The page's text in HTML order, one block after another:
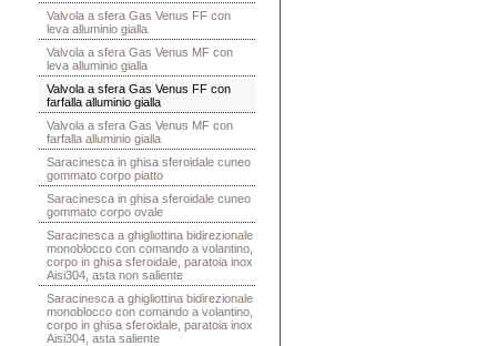
Valvola a sfera Gas Venus FF con
leva alluminio gialla
Valvola a sfera Gas Venus MF con
leva alluminio gialla
Valvola a sfera Gas Venus FF con
farfalla alluminio gialla
Valvola a sfera Gas Venus MF con
farfalla alluminio gialla
Saracinesca in ghisa sferoidale cuneo
gommato corpo piatto
Saracinesca in ghisa sferoidale cuneo
gommato corpo ovale
Saracinesca a ghigliottina bidirezionale
monoblocco con comando a volantino,
corpo in ghisa sferoidale, paratoia inox
Aisi304, asta non saliente
Saracinesca a ghigliottina bidirezionale
monoblocco con comando a volantino,
corpo in ghisa sferoidale, paratoia inox
Aisi304, asta saliente